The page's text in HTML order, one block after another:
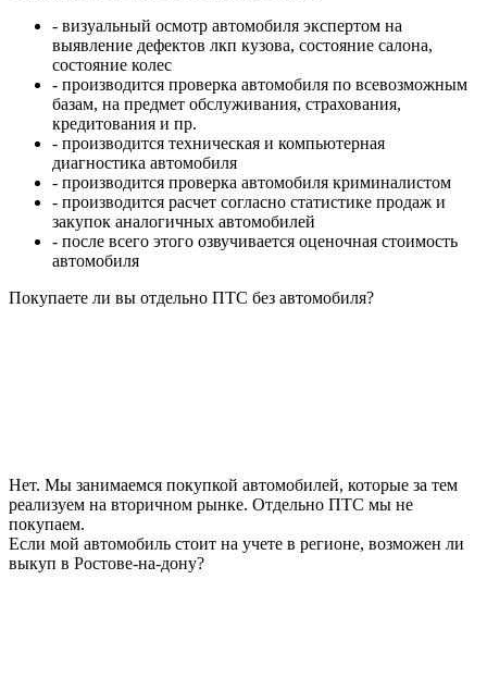
- визуальный осмотр автомобиля экспертом на
выявление дефектов лкп кузова, состояние салона,
состояние колес
- производится проверка автомобиля по всевозможным
базам, на предмет обслуживания, страхования,
кредитования и пр.
- производится техническая и компьютерная
диагностика автомобиля
- производится проверка автомобиля криминалистом
- производится расчет согласно статистике продаж и
закупок аналогичных автомобилей
- после всего этого озвучивается оценочная стоимость
автомобиля
Покупаете ли вы отдельно ПТС без автомобиля?
Нет. Мы занимаемся покупкой автомобилей, которые за тем
реализуем на вторичном рынке. Отдельно ПТС мы не
покупаем.
Если мой автомобиль стоит на учете в регионе, возможен ли
выкуп в Ростове-на-дону?